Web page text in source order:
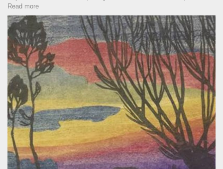
Read more